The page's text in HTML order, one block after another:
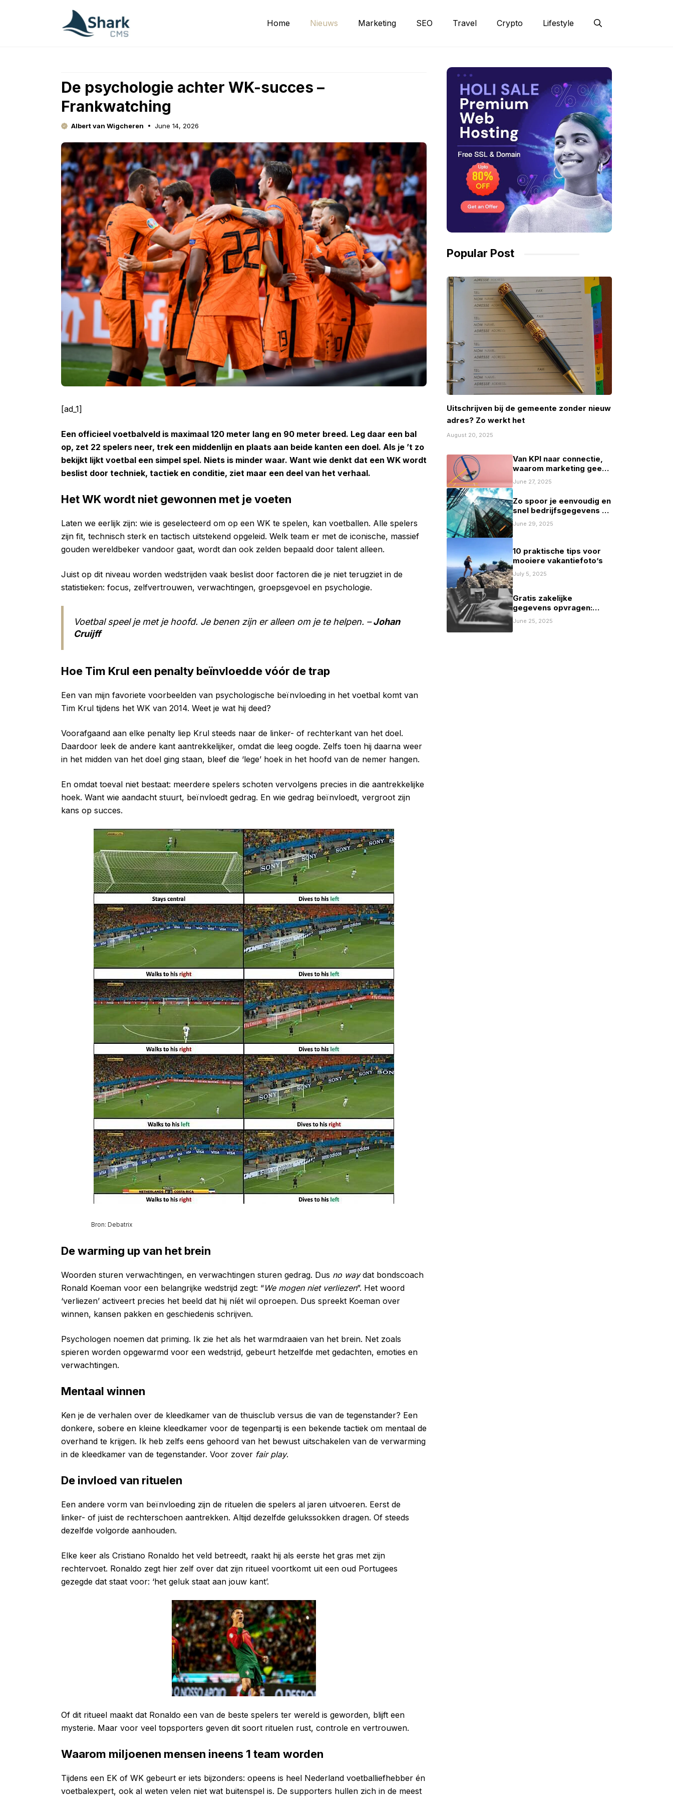
Home Nieuws Marketing SEO Travel Crypto Lifestyle
De psychologie achter WK-succes –
Frankwatching
Albert van Wigcheren June 14, 2026
[ad_1]
Een officieel voetbalveld is maximaal 120 meter lang en 90 meter breed. Leg daar een bal
op, zet 22 spelers neer, trek een middenlijn en plaats aan beide kanten een doel. Als je ’t zo
bekijkt lijkt voetbal een simpel spel. Niets is minder waar. Want wie denkt dat een WK wordt
beslist door techniek, tactiek en conditie, ziet maar een deel van het verhaal.
Het WK wordt niet gewonnen met je voeten
Laten we eerlijk zijn: wie is geselecteerd om op een WK te spelen, kan voetballen. Alle spelers
zijn fit, technisch sterk en tactisch uitstekend opgeleid. Welk team er met de iconische, massief
gouden wereldbeker vandoor gaat, wordt dan ook zelden bepaald door talent alleen.
Juist op dit niveau worden wedstrijden vaak beslist door factoren die je niet terugziet in de
statistieken: focus, zelfvertrouwen, verwachtingen, groepsgevoel en psychologie.
Voetbal speel je met je hoofd. Je benen zijn er alleen om je te helpen. –Johan
Cruijff
Hoe Tim Krul een penalty beïnvloedde vóór de trap
Een van mijn favoriete voorbeelden van psychologische beïnvloeding in het voetbal komt van
Tim Krul tijdens het WK van 2014. Weet je wat hij deed?
Voorafgaand aan elke penalty liep Krul steeds naar de linker- of rechterkant van het doel.
Daardoor leek de andere kant aantrekkelijker, omdat die leeg oogde. Zelfs toen hij daarna weer
in het midden van het doel ging staan, bleef die ‘lege’ hoek in het hoofd van de nemer hangen.
En omdat toeval niet bestaat: meerdere spelers schoten vervolgens precies in die aantrekkelijke
hoek. Want wie aandacht stuurt, beïnvloedt gedrag. En wie gedrag beïnvloedt, vergroot zijn
kans op succes.
Bron: Debatrix
De warming up van het brein
Woorden sturen verwachtingen, en verwachtingen sturen gedrag. Dus no waydat bondscoach
Ronald Koeman voor een belangrijke wedstrijd zegt: “We mogen niet verliezen”. Het woord
‘verliezen’ activeert precies het beeld dat hij níét wil oproepen. Dus spreekt Koeman over
winnen, kansen pakken en geschiedenis schrijven.
Psychologen noemen dat priming. Ik zie het als het warmdraaien van het brein. Net zoals
spieren worden opgewarmd voor een wedstrijd, gebeurt hetzelfde met gedachten, emoties en
verwachtingen.
Mentaal winnen
Ken je de verhalen over de kleedkamer van de thuisclub versus die van de tegenstander? Een
donkere, sobere en kleine kleedkamer voor de tegenpartij is een bekende tactiek om mentaal de
overhand te krijgen. Ik heb zelfs eens gehoord van het bewust uitschakelen van de verwarming
in de kleedkamer van de tegenstander. Voor zover fair play.
De invloed van rituelen
Een andere vorm van beïnvloeding zijn de rituelen die spelers al jaren uitvoeren. Eerst de
linker- of juist de rechterschoen aantrekken. Altijd dezelfde gelukssokken dragen. Of steeds
dezelfde volgorde aanhouden.
Elke keer als Cristiano Ronaldo het veld betreedt, raakt hij als eerste het gras met zijn
rechtervoet. Ronaldo zegt hier zelf over dat zijn ritueel voortkomt uit een oud Portugees
gezegde dat staat voor: ‘het geluk staat aan jouw kant’.
Of dit ritueel maakt dat Ronaldo een van de beste spelers ter wereld is geworden, blijft een
mysterie. Maar voor veel topsporters geven dit soort rituelen rust, controle en vertrouwen.
Waarom miljoenen mensen ineens 1 team worden
Tijdens een EK of WK gebeurt er iets bijzonders: opeens is heel Nederland voetballiefhebber én
voetbalexpert, ook al weten velen niet wat buitenspel is. De supporters hullen zich in de meest
Popular Post
Uitschrijven bij de gemeente zonder nieuw
adres? Zo werkt het
August 20, 2025
Van KPI naar connectie,
waarom marketing geen
spelletje scoren mag zijn
June 27, 2025
Zo spoor je eenvoudig en
snel bedrijfsgegevens op
in Nederland
June 29, 2025
10 praktische tips voor
mooiere vakantiefoto’s
July 5, 2025
Gratis zakelijke
gegevens opvragen:
mogelijkheden en
beperkingen
June 25, 2025